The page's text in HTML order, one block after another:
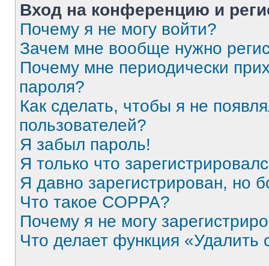
Вход на конференцию и
Почему я не могу войти?
Зачем мне вообще нужно
Почему мне периодически
пароля?
Как сделать, чтобы я не
пользователей?
Я забыл пароль!
Я только что
Я давно зарегистрирован, но
Что такое COPPA?
Почему я не могу
Что делает функция